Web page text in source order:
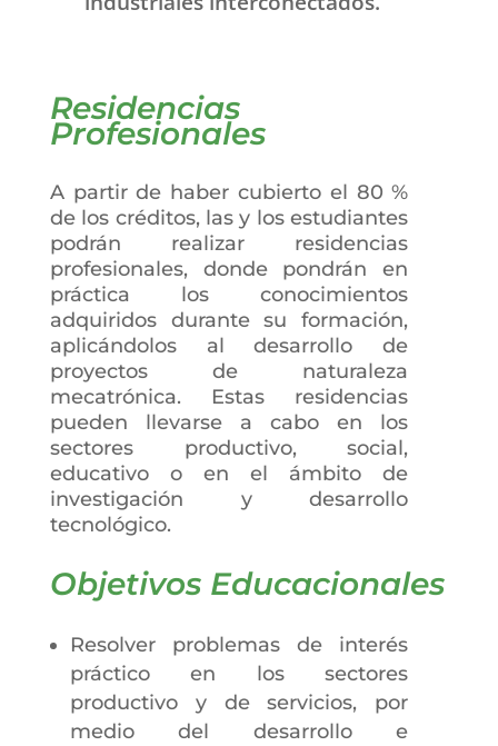
Residencias
Profesionales
A partir de haber cubierto el 80 %
de los créditos, las y los estudiantes
podrán realizar residencias
profesionales, donde pondrán en
práctica los conocimientos
adquiridos durante su formación,
aplicándolos al desarrollo de
proyectos de naturaleza
mecatrónica. Estas residencias
pueden llevarse a cabo en los
sectores productivo, social,
educativo o en el ámbito de
investigación y desarrollo
tecnológico.
Objetivos Educacionales
Resolver problemas de interés
práctico en los sectores
productivo y de servicios, por
medio del desarrollo e